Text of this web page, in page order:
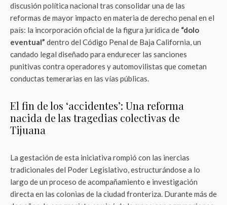
discusión política nacional tras consolidar una de las
reformas de mayor impacto en materia de derecho penal en el
país: la incorporación oficial de la figura jurídica de “dolo
eventual” dentro del Código Penal de Baja California, un
candado legal diseñado para endurecer las sanciones
punitivas contra operadores y automovilistas que cometan
conductas temerarias en las vías públicas.
El fin de los ‘accidentes’: Una reforma
nacida de las tragedias colectivas de
Tijuana
La gestación de esta iniciativa rompió con las inercias
tradicionales del Poder Legislativo, estructurándose a lo
largo de un proceso de acompañamiento e investigación
directa en las colonias de la ciudad fronteriza. Durante más de